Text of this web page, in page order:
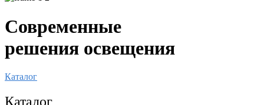
Современные
решения освещения
Каталог
Каталог